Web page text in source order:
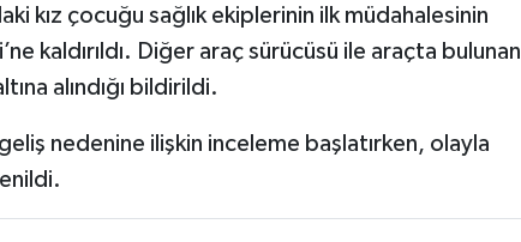
kız çocuğu sağlık ekiplerinin ilk müdahalesinin
kaldırıldı. Diğer araç sürücüsü ile araçta bulunan
alındığı bildirildi.
nedenine ilişkin inceleme başlatırken, olayla